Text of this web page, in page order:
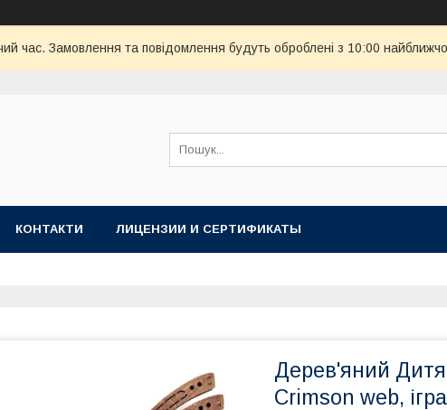
час. Замовлення та повідомлення будуть оброблені з 10:00
КОНТАКТИ ЛИЦЕНЗИИ И СЕРТИФИКАТЫ
Дерев'яний
Crimson web,